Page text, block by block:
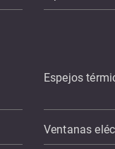
Espejos
Ventanas